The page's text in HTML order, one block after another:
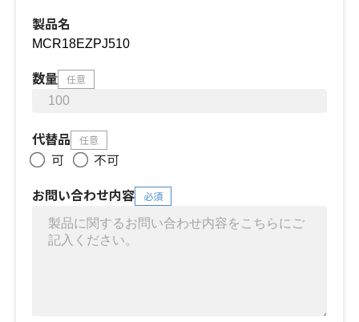
製品名
数量 任意
代替品 任意
可
不可
お問い合わせ内容
必須